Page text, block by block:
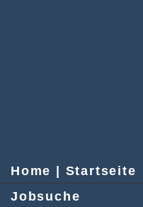
Home | Startseite
Jobsuche